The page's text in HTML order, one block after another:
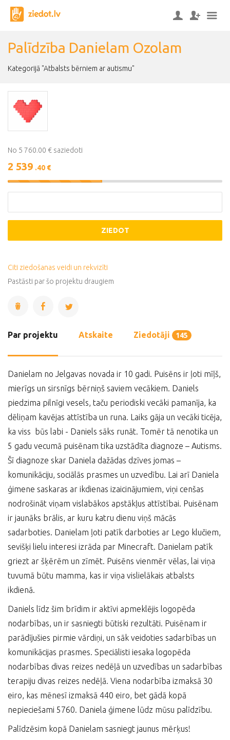
Palīdzība Danielam Ozolam
Kategorijā "Atbalsts bērniem ar autismu"
No 5 760.00 € saziedoti
2 539 .40 €
44%
Complete
ZIEDOT
Citi ziedošanas veidi un rekvizīti
Pastāsti par šo projektu draugiem
Par projektu Atskaite Ziedotāji 145
Danielam no Jelgavas novada ir 10 gadi. Puisēns ir ļoti mīļš,
mierīgs un sirsnīgs bērniņš saviem vecākiem. Daniels
piedzima pilnīgi vesels, taču periodiski vecāki pamanīja, ka
dēliņam kavējas attīstība un runa. Laiks gāja un vecāki ticēja,
ka viss būs labi - Daniels sāks runāt. Tomēr tā nenotika un
5 gadu vecumā puisēnam tika uzstādīta diagnoze – Autisms.
Šī diagnoze skar Daniela dažādas dzīves jomas –
komunikāciju, sociālās prasmes un uzvedību. Lai arī Daniela
ģimene saskaras ar ikdienas izaicinājumiem, viņi cenšas
nodrošināt viņam vislabākos apstākļus attīstībai. Puisēnam
ir jaunāks brālis, ar kuru katru dienu viņš mācās
sadarboties. Danielam ļoti patīk darboties ar Lego klučiem,
sevišķi lielu interesi izrāda par Minecraft. Danielam patīk
griezt ar šķērēm un zīmēt. Puisēns vienmēr vēlas, lai viņa
tuvumā būtu mamma, kas ir viņa vislielākais atbalsts
ikdienā.
Daniels līdz šim brīdim ir aktīvi apmeklējis logopēda
nodarbības, un ir sasniegti būtiski rezultāti. Puisēnam ir
parādījušies pirmie vārdiņi, un sāk veidoties sadarbības un
komunikācijas prasmes. Speciālisti iesaka logopēda
nodarbības divas reizes nedēļā un uzvedības un sadarbības
terapiju divas reizes nedēļā. Viena nodarbība izmaksā 30
eiro, kas mēnesī izmaksā 440 eiro, bet gādā kopā
nepieciešami 5760. Daniela ģimene lūdz mūsu palīdzību.
Palīdzēsim kopā Danielam sasniegt jaunus mērķus!